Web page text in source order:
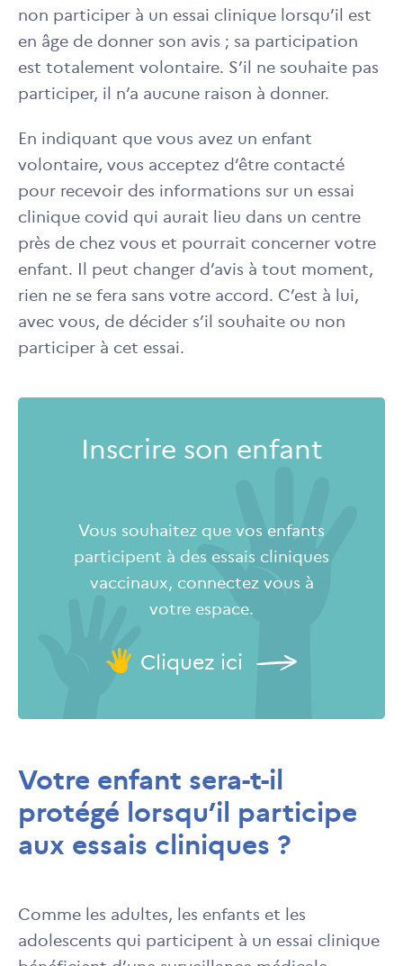
non participer à un essai clinique lorsqu’il est
en âge de donner son avis ; sa participation
est totalement volontaire. S’il ne souhaite pas
participer, il n’a aucune raison à donner.
En indiquant que vous avez un enfant
volontaire, vous acceptez d’être contacté
pour recevoir des informations sur un essai
clinique covid qui aurait lieu dans un centre
près de chez vous et pourrait concerner votre
enfant. Il peut changer d’avis à tout moment,
rien ne se fera sans votre accord. C’est à lui,
avec vous, de décider s’il souhaite ou non
participer à cet essai.
Inscrire son enfant
Vous souhaitez que vos enfants
participent à des essais cliniques
vaccinaux, connectez vous à
votre espace.
Cliquez ici
Votre enfant sera-t-il
protégé lorsqu’il participe
aux essais cliniques ?
Comme les adultes, les enfants et les
adolescents qui participent à un essai clinique